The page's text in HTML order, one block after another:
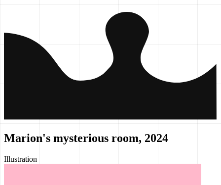
Marion's mysterious room, 2024
Illustration